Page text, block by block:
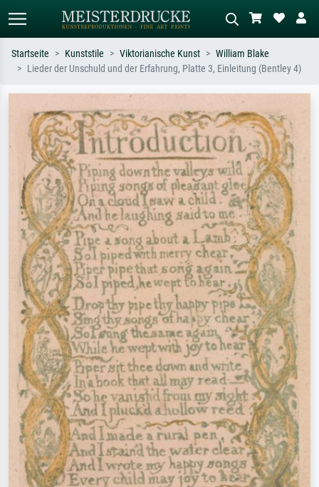
oder Stilen – z.B. Monet,
Sternennacht, Impressionismus, Welle
Hokusai, Akt.
Beschreiben Sie die Szene – z.B. Grüne
Wiese, Abstrakt mit viel Rot, Dunkles
Ölgemälde, Stehender Akt neben einem
Baum.
Startseite Kunststile Viktorianische Kunst
William Blake
Lieder der Unschuld und der Erfahrung, Platte 3, Einleitung (Bentley 4)